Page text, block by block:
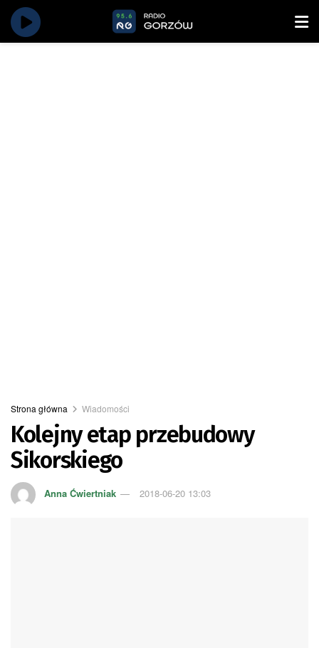
Strona główna Wiadomości
Kolejny etap przebudowy
Sikorskiego
Anna Ćwiertniak 2018-06-20 13:03